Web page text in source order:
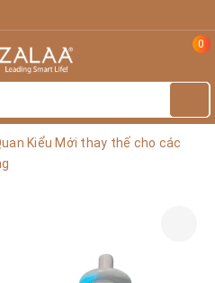
0
Kiểu Mới thay thế cho các